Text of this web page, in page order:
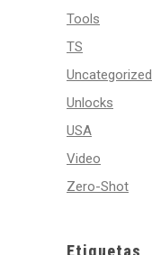
Tools
TS
Uncategorized
Unlocks
USA
Video
Zero-Shot
Etiquetas